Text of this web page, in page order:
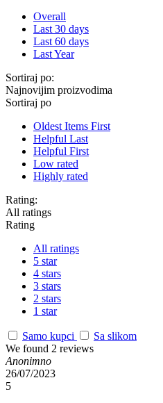
Overall
Last 30 days
Last 60 days
Last Year
Sortiraj po:
Najnovijim proizvodima
Sortiraj po
Oldest Items First
Helpful Last
Helpful First
Low rated
Highly rated
Rating:
All ratings
Rating
All ratings
5 star
4 stars
3 stars
2 stars
1 star
Samo kupci
Sa slikom
We found 2 reviews
Anonimno
26/07/2023
5